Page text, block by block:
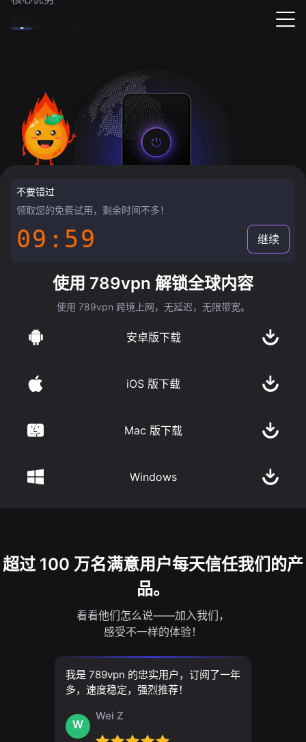
不要错过
领取您的免费试用，剩余时间不多！
09:58 继续
使用 789vpn 解锁全球内容
使用 789vpn 跨境上网，无延迟，无限带宽。
安卓版下载
iOS 版下载
Mac 版下载
Windows
超过 100 万名满意用户每天信任我们的产
品。
看看他们怎么说——加入我们，
感受不一样的体验！
我是 789vpn 的忠实用户，订阅了一年
多，速度稳定，强烈推荐！
W
Wei Z